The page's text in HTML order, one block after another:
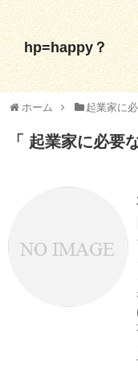
hp=happy？
ホーム 起業家に
起業家に必要